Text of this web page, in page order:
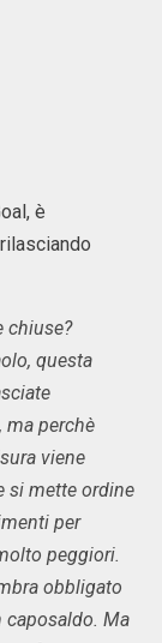
è
chiuse?
questa
ma perchè
viene
si mette ordine
per
peggiori.
obbligato
caposaldo. Ma